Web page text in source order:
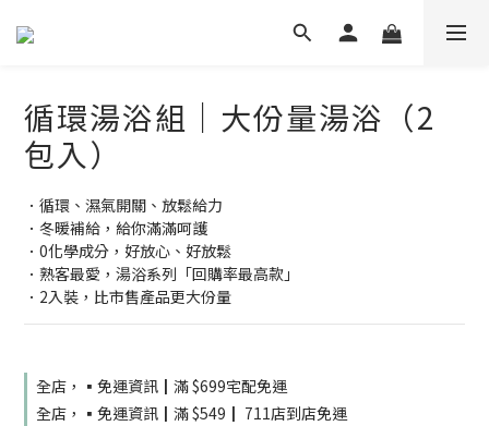
循環湯浴組｜大份量湯浴（2
包入）
．循環、濕氣開關、放鬆給力
．冬暖補給，給你滿滿呵護
．0化學成分，好放心、好放鬆
．熟客最愛，湯浴系列「回購率最高款」
．2入裝，比市售產品更大份量
全店，▪️免運資訊┃滿 $699宅配免運
全店，▪️免運資訊┃滿 $549┃ 711店到店免運